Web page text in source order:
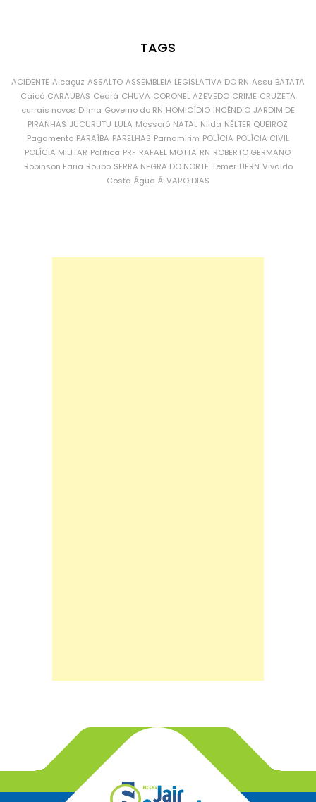
TAGS
ACIDENTE Alcaçuz ASSALTO ASSEMBLEIA LEGISLATIVA DO RN Assu BATATA
Caicó CARAÚBAS Ceará CHUVA CORONEL AZEVEDO CRIME CRUZETA
currais novos Dilma Governo do RN HOMICÍDIO INCÊNDIO JARDIM DE
PIRANHAS JUCURUTU LULA Mossoró NATAL Nilda NÉLTER QUEIROZ
Pagamento PARAÍBA PARELHAS Parnamirim POLÍCIA POLÍCIA CIVIL
POLÍCIA MILITAR Política PRF RAFAEL MOTTA RN ROBERTO GERMANO
Robinson Faria Roubo SERRA NEGRA DO NORTE Temer UFRN Vivaldo
Costa Água ÁLVARO DIAS